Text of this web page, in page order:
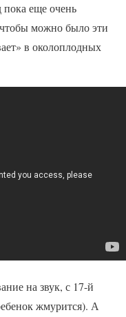
пока еще очень
чтобы можно было эти
в околоплодных
на звук, с 17-й
жмурится). А